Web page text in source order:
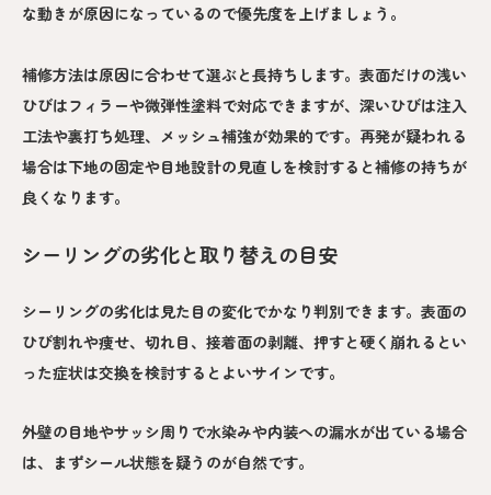
な動きが原因になっているので優先度を上げましょう。
補修方法は原因に合わせて選ぶと長持ちします。表面だけの浅い
ひびはフィラーや微弾性塗料で対応できますが、深いひびは注入
工法や裏打ち処理、メッシュ補強が効果的です。再発が疑われる
場合は下地の固定や目地設計の見直しを検討すると補修の持ちが
良くなります。
シーリングの劣化と取り替えの目安
シーリングの劣化は見た目の変化でかなり判別できます。表面の
ひび割れや痩せ、切れ目、接着面の剥離、押すと硬く崩れるとい
った症状は交換を検討するとよいサインです。
外壁の目地やサッシ周りで水染みや内装への漏水が出ている場合
は、まずシール状態を疑うのが自然です。